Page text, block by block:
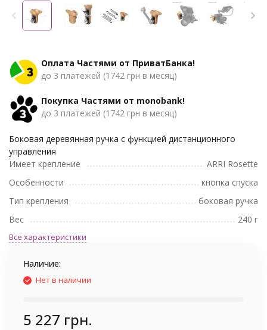
Оплата Частями от ПриватБанка!
до 3 платежей (1742 грн в месяц)
Покупка Частями от monobank!
до 3 платежей (1742 грн в месяц)
Боковая деревянная ручка с функцией дистанционного
управления
Имеет крепление
ARRI Rosette
Особенности
кнопка спуска
Тип крепления
боковая ручка
Вес
240 г
Все характеристики
Наличие:
Нет в наличии
5 227 грн.